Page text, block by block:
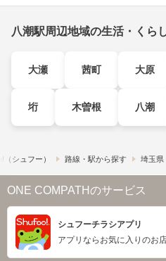
八潮駅周辺地域の生活・くら
大瀬 茜町 大原
垳 木曽根 八潮
シュフー） 路線・駅から探す 埼玉県
ONE COMPATHのサービス
シュフーチラシアプリ
アプリならお気に入りのお